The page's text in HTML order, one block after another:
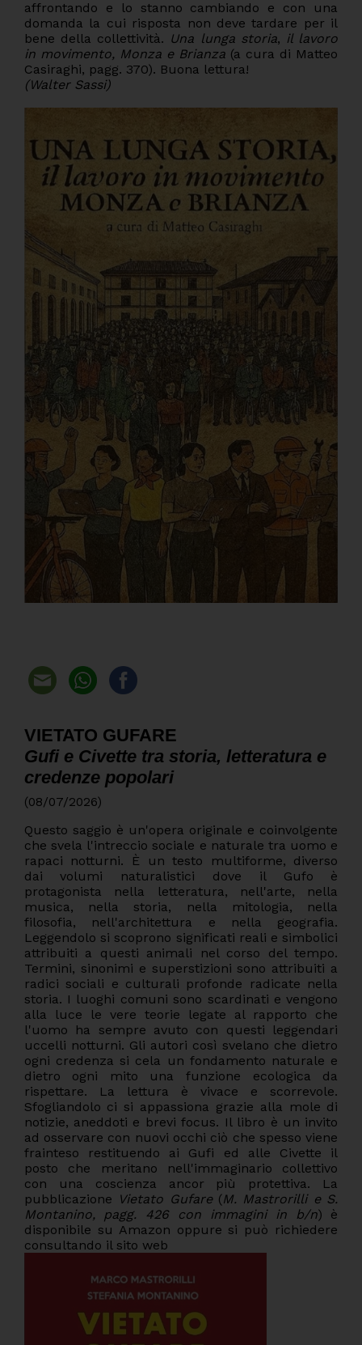
affrontando e lo stanno cambiando e con una
domanda la cui risposta non deve tardare per il
bene della collettività. Una lunga storia, il lavoro
in movimento, Monza e Brianza (a cura di Matteo
Casiraghi, pagg. 370). Buona lettura!
(Walter Sassi)
VIETATO GUFARE
Gufi e Civette tra storia, letteratura e
credenze popolari
(08/07/2026)
Questo saggio è un'opera originale e coinvolgente
che svela l'intreccio sociale e naturale tra uomo e
rapaci notturni. È un testo multiforme, diverso
dai volumi naturalistici dove il Gufo è
protagonista nella letteratura, nell'arte, nella
musica, nella storia, nella mitologia, nella
filosofia, nell'architettura e nella geografia.
Leggendolo si scoprono significati reali e simbolici
attribuiti a questi animali nel corso del tempo.
Termini, sinonimi e superstizioni sono attribuiti a
radici sociali e culturali profonde radicate nella
storia. I luoghi comuni sono scardinati e vengono
alla luce le vere teorie legate al rapporto che
l'uomo ha sempre avuto con questi leggendari
uccelli notturni. Gli autori così svelano che dietro
ogni credenza si cela un fondamento naturale e
dietro ogni mito una funzione ecologica da
rispettare. La lettura è vivace e scorrevole.
Sfogliandolo ci si appassiona grazie alla mole di
notizie, aneddoti e brevi focus. Il libro è un invito
ad osservare con nuovi occhi ciò che spesso viene
frainteso restituendo ai Gufi ed alle Civette il
posto che meritano nell'immaginario collettivo
con una coscienza ancor più protettiva. La
pubblicazione Vietato Gufare(M. Mastrorilli e S.
Montanino, pagg. 426 con immagini in b/n) è
disponibile su Amazon oppure si può richiedere
consultando il sito web